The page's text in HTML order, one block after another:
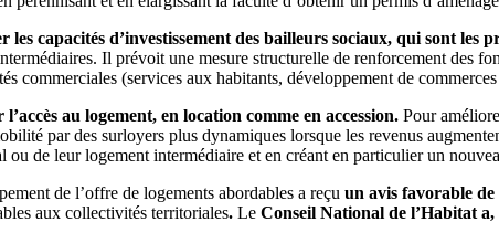
capacités d’investissement des bailleurs sociaux, qui sont
Il prévoit une mesure structurelle de renforcement des
commerciales (services aux habitants, développement de commerces
au logement, en location comme en accession. Pour
par des surloyers plus dynamiques lorsque les revenus
ou de leur logement intermédiaire et en créant en particulier un
de l’offre de logements abordables a reçu un avis favorable
aux collectivités territoriales. Le Conseil National de l’Habitat